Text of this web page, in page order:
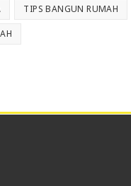
TIPS BANGUN RUMAH